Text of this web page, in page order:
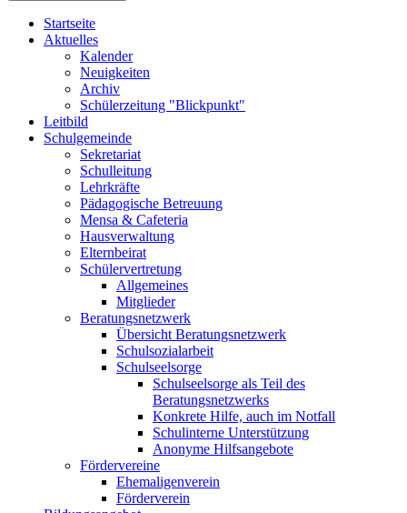
Startseite
Aktuelles
Kalender
Neuigkeiten
Archiv
Schülerzeitung "Blickpunkt"
Leitbild
Schulgemeinde
Sekretariat
Schulleitung
Lehrkräfte
Pädagogische Betreuung
Mensa & Cafeteria
Hausverwaltung
Elternbeirat
Schülervertretung
Allgemeines
Mitglieder
Beratungsnetzwerk
Übersicht Beratungsnetzwerk
Schulsozialarbeit
Schulseelsorge
Schulseelsorge als Teil des
Beratungsnetzwerks
Konkrete Hilfe, auch im Notfall
Schulinterne Unterstützung
Anonyme Hilfsangebote
Fördervereine
Ehemaligenverein
Förderverein